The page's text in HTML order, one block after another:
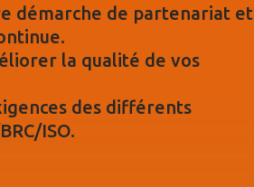
démarche de partenariat et
la qualité de vos
des différents
ISO.